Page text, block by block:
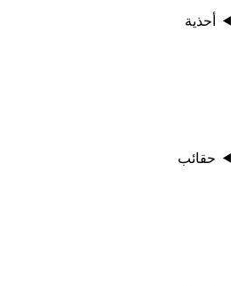
أحذية
حقائب